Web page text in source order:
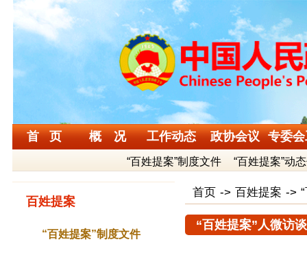
首 页 概 况 工作动态 政协会议 专委
“百姓提案”制度文件 “百姓提案”动
百姓提案
“百姓提案”制度文件
首页 -> 百姓提案 ->
“百姓提案”人微访谈